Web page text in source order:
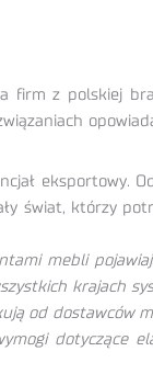
firm z polskiej
eksportowy.
świat, którzy
mebli
krajach
od dostawców
dotyczące